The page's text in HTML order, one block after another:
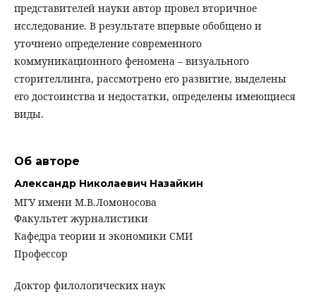
представителей науки автор провел вторичное
исследование. В результате впервые обобщено и
уточнено определение современного
коммуникационного феномена – визуального
сторителлинга, рассмотрено его развитие, выделены
его достоинства и недостатки, определены имеющиеся
виды.
Об авторе
Александр Николаевич Назайкин
МГУ имени М.В.Ломоносова
Факультет журналистики
Кафедра теории и экономики СМИ
Профессор
Доктор филологических наук